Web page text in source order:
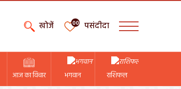
खोजें 00 पसंदीदा
आज का विचार भगवान राशिफल